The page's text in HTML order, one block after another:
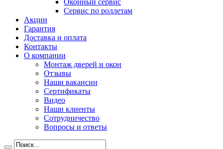
Оконный сервис
Сервис по роллетам
Акции
Гарантия
Доставка и оплата
Контакты
О компании
Монтаж дверей и окон
Отзывы
Наши вакансии
Сертификаты
Видео
Наши клиенты
Сотрудничество
Вопросы и ответы